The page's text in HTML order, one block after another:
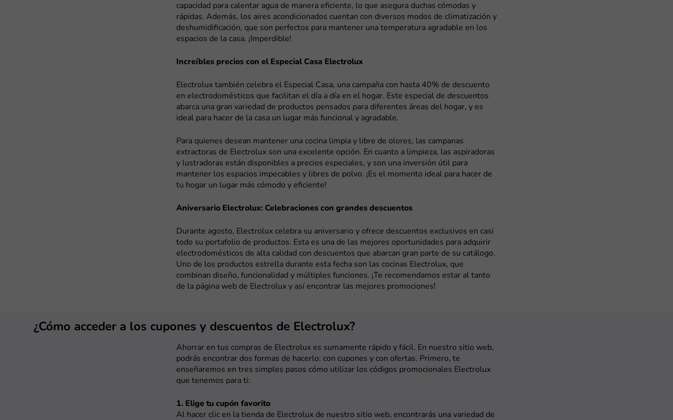
capacidad para calentar agua de manera eficiente, lo que asegura duchas cómodas y
rápidas. Además, los aires acondicionados cuentan con diversos modos de climatización y
deshumidificación, que son perfectos para mantener una temperatura agradable en los
espacios de la casa. ¡Imperdible!
Increíbles precios con el Especial Casa Electrolux
Electrolux también celebra el Especial Casa, una campaña con hasta 40% de descuento
en electrodomésticos que facilitan el día a día en el hogar. Este especial de descuentos
abarca una gran variedad de productos pensados para diferentes áreas del hogar, y es
ideal para hacer de la casa un lugar más funcional y agradable.
Para quienes desean mantener una cocina limpia y libre de olores, las campanas
extractoras de Electrolux son una excelente opción. En cuanto a limpieza, las aspiradoras
y lustradoras están disponibles a precios especiales, y son una inversión útil para
mantener los espacios impecables y libres de polvo. ¡Es el momento ideal para hacer de
tu hogar un lugar más cómodo y eficiente!
Aniversario Electrolux: Celebraciones con grandes descuentos
Durante agosto, Electrolux celebra su aniversario y ofrece descuentos exclusivos en casi
todo su portafolio de productos. Esta es una de las mejores oportunidades para adquirir
electrodomésticos de alta calidad con descuentos que abarcan gran parte de su catálogo.
Uno de los productos estrella durante esta fecha son las cocinas Electrolux, que
combinan diseño, funcionalidad y múltiples funciones. ¡Te recomendamos estar al tanto
de la página web de Electrolux y así encontrar las mejores promociones!
¿Cómo acceder a los cupones y descuentos de Electrolux?
Ahorrar en tus compras de Electrolux es sumamente rápido y fácil. En nuestro sitio web,
podrás encontrar dos formas de hacerlo: con cupones y con ofertas. Primero, te
enseñaremos en tres simples pasos cómo utilizar los códigos promocionales Electrolux
que tenemos para ti:
1. Elige tu cupón favorito
Al hacer clic en la tienda de Electrolux de nuestro sitio web, encontrarás una variedad de